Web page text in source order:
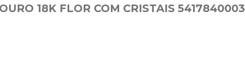
18K FLOR COM CRISTAIS 5417840003